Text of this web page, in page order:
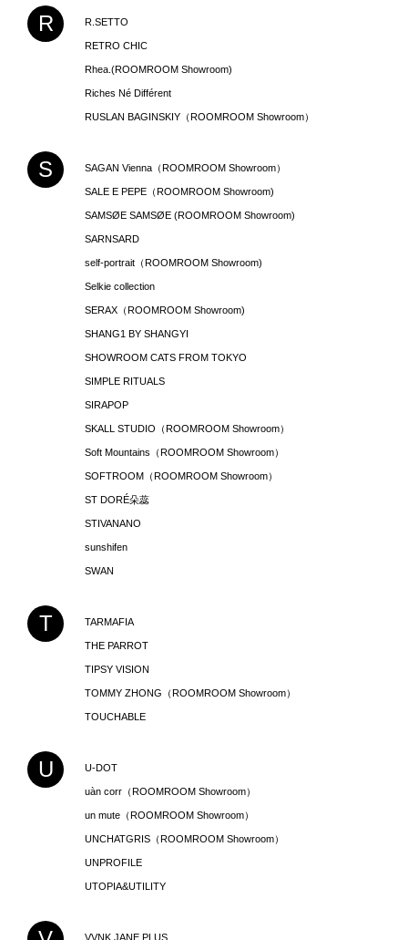
R R.SETTO
RETRO CHIC
Rhea.(ROOMROOM Showroom)
Riches Né Différent
RUSLAN BAGINSKIY‌（ROOMROOM Showroom）
S SAGAN Vienna（ROOMROOM Showroom）
SALE E PEPE（ROOMROOM Showroom)
SAMSØE SAMSØE (ROOMROOM Showroom)
SARNSARD
self-portrait（ROOMROOM Showroom)
Selkie collection
SERAX（ROOMROOM Showroom)
SHANG1 BY SHANGYI
SHOWROOM CATS FROM TOKYO
SIMPLE RITUALS
SIRAPOP
SKALL STUDIO（ROOMROOM Showroom）
Soft Mountains（ROOMROOM Showroom）
SOFTROOM（ROOMROOM Showroom）
ST DORÉ朵蕊
STIVANANO
sunshifen
SWAN
T TARMAFIA
THE PARROT
TIPSY VISION
TOMMY ZHONG（ROOMROOM Showroom）
TOUCHABLE
U U-DOT
uàn corr（ROOMROOM Showroom）
un mute（ROOMROOM Showroom）
UNCHATGRIS（ROOMROOM Showroom）
UNPROFILE
UTOPIA&UTILITY
VVNK JANE PLUS